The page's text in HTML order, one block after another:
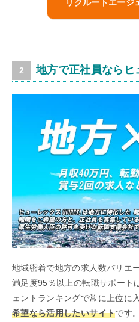
リクルートエージ
地方で正社員ならヒ
地域密着で地方の求人数バリエ
満足度95％以上の転職サポート
ェントランキングで常に上位に
希望なら活用したいサイトです。